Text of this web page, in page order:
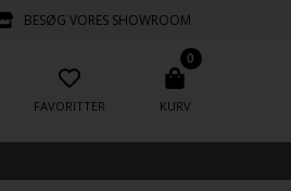
BESØG VORES SHOWROOM
FAVORITTER
0
KURV